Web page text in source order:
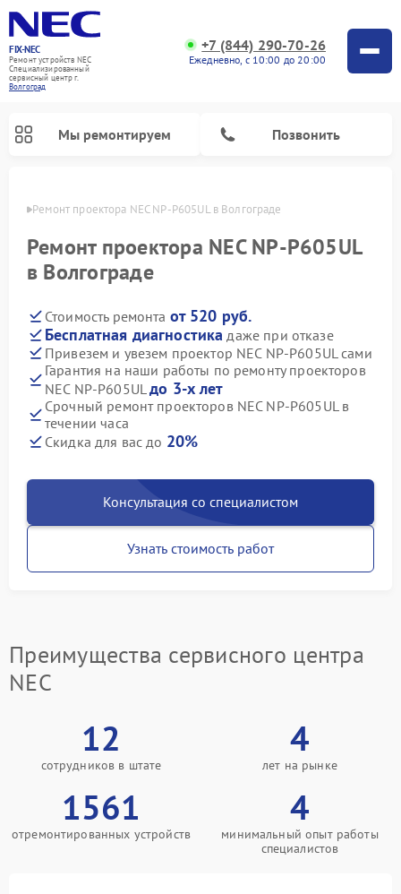
FIX-NEC
Ремонт устройств NEC
Специализированный
cервисный центр г.
Волгоград
+7 (844) 290-70-26
Ежедневно, с 10:00 до 20:00
Мы ремонтируем Позвонить
Ремонт проектора NEC NP-P605UL в Волгограде
Ремонт проектора NEC NP-P605UL
в Волгограде
Стоимость ремонта от 520 руб.
Бесплатная диагностика даже при отказе
Привезем и увезем проектор NEC NP-P605UL сами
Гарантия на наши работы по ремонту проекторов
NEC NP-P605ULдо 3-х лет
Срочный ремонт проекторов NEC NP-P605UL в
течении часа
Скидка для вас до 20%
Консультация со специалистом
Узнать стоимость работ
Преимущества сервисного центра
NEC
12
сотрудников в штате
4
лет на рынке
1561
отремонтированных устройств
4
минимальный опыт работы
специалистов